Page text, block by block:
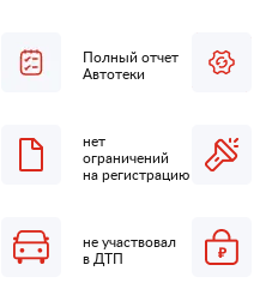
Полный отчет
Автотеки
нет
ограничений
на регистрацию
не участвовал
в ДТП